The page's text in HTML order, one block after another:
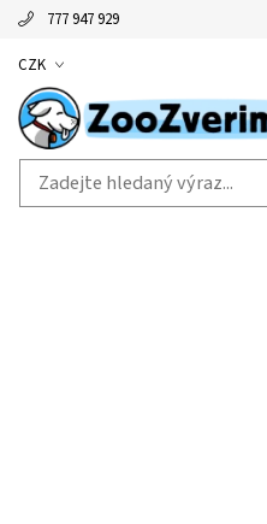
777 947 929
CZK